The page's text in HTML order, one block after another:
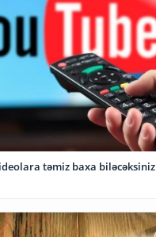
təmiz baxa biləcəksiniz